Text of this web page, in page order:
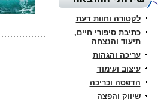
לקטורה וחוות דעת
כתיבת סיפורי חיים,
תיעוד והנצחה
עריכה והגהות
עיצוב ועימוד
הדפסה וכריכה
שיווק והפצה